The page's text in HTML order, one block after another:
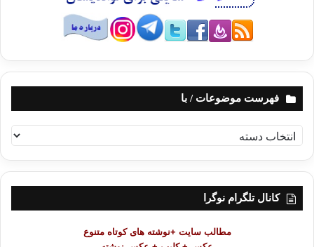
فهرست موضوعات / با
ه
ر
کانال تلگرام نوگرا
مطالب سایت +نوشته های کوتاه متنوع